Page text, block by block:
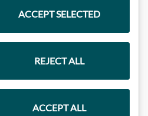
ACCEPT SELECTED
REJECT ALL
ACCEPT ALL